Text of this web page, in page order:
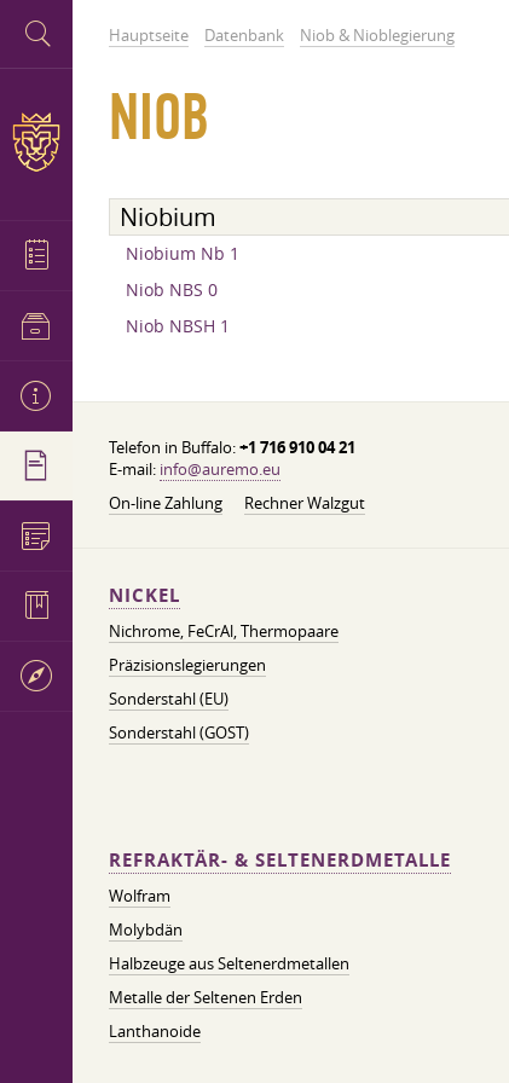
Hauptseite Datenbank Niob & Nioblegierung
NIOB
Niobium
Niobium Nb 1
Niob NBS 0
Niob NBSH 1
Telefon in Buffalo:+1 716 910 04 21
E-mail: info@auremo.eu
On-line Zahlung
Rechner Walzgut
NICKEL
Nichrome, FeСrAl, ​​Thermopaare
Präzisionslegierungen
Sonderstahl (EU)
Sonderstahl (GOST)
REFRAKTÄR- & SELTENERDMETALLE
Wolfram
Molybdän
Halbzeuge aus Seltenerdmetallen
Metalle der Seltenen Erden
Lanthanoide